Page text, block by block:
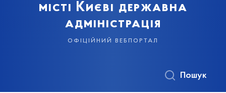
місті Києві державна
адміністрація
офіційний вебпортал
Пошук